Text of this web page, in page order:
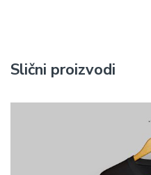
Slični proizvodi